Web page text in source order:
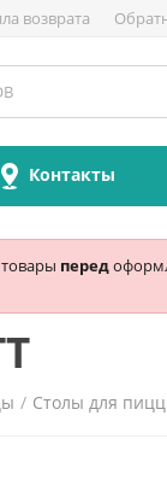
возврата
Контакты
перед
/ Столы для